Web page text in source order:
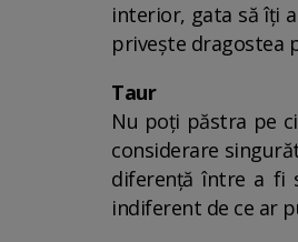
interior, gata să îți
privește dragostea
Taur
Nu poți păstra pe
considerare
diferență între a fi
indiferent de ce ar